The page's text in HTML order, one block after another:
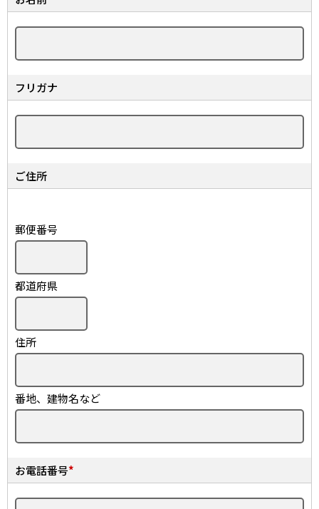
フリガナ
ご住所
郵便番号
都道府県
住所
番地、建物名など
お電話番号*